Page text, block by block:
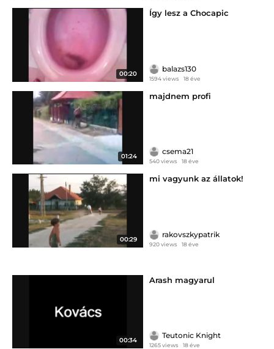
00:20
Így lesz a Chocapic
balazs130
1594 views 18 éve
01:24
majdnem profi
csema21
540 views 18 éve
00:29
mi vagyunk az állatok!
rakovszkypatrik
920 views 18 éve
00:34
Arash magyarul
Teutonic Knight
1265 views 18 éve